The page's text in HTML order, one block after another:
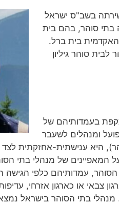
שירתה בשב"ס ישראל
בתי סוהר, בהם בית
בית ברל.
סוהר גיליון
בעמדותיהם של
ומנהלים לשעבר
היא ענישתית-אחזקתית
המאפיינים של מנהלי בתי
עמדותיהם כלפי הגישה
צבאי או כארגון אזרחי,
בתי הסוהר בישראל